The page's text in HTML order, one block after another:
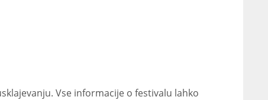
Vse informacije o festivalu lahko